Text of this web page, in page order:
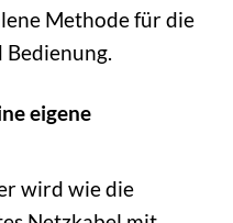
Methode für die
eigene
wird wie die